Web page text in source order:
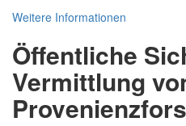
Weitere Informationen
Öffentliche
Vermittlung